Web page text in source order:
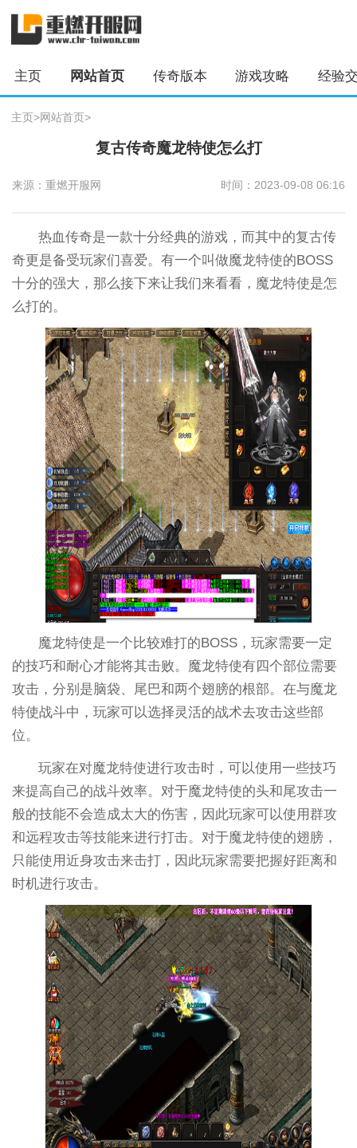
主页 网站首页 传奇版本 游戏攻略 经验
主页>网站首页>
复古传奇魔龙特使怎么打
来源：重燃开服网 时间：2023-09-08 06:16
热血传奇是一款十分经典的游戏，而其中的复古传
奇更是备受玩家们喜爱。有一个叫做魔龙特使的BOSS
十分的强大，那么接下来让我们来看看，魔龙特使是怎
么打的。
魔龙特使是一个比较难打的BOSS，玩家需要一定
的技巧和耐心才能将其击败。魔龙特使有四个部位需要
攻击，分别是脑袋、尾巴和两个翅膀的根部。在与魔龙
特使战斗中，玩家可以选择灵活的战术去攻击这些部
位。
玩家在对魔龙特使进行攻击时，可以使用一些技巧
来提高自己的战斗效率。对于魔龙特使的头和尾攻击一
般的技能不会造成太大的伤害，因此玩家可以使用群攻
和远程攻击等技能来进行打击。对于魔龙特使的翅膀，
只能使用近身攻击来击打，因此玩家需要把握好距离和
时机进行攻击。